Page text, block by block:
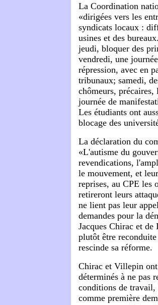
La Coordination
«dirigées vers les
syndicats locaux :
usines et des
jeudi, bloquer des
vendredi, une
répression, avec en
tribunaux; samedi,
chômeurs, précaires,
journée de
Les étudiants ont
blocage des
La déclaration du
«L'autisme du
revendications,
le mouvement, et
reprises, au CPE les
retireront leurs
ne lient pas leur
demandes pour la
Jacques Chirac et
plutôt être
rescinde sa réforme.
Chirac et Villepin
déterminés à ne pas
conditions de
comme première